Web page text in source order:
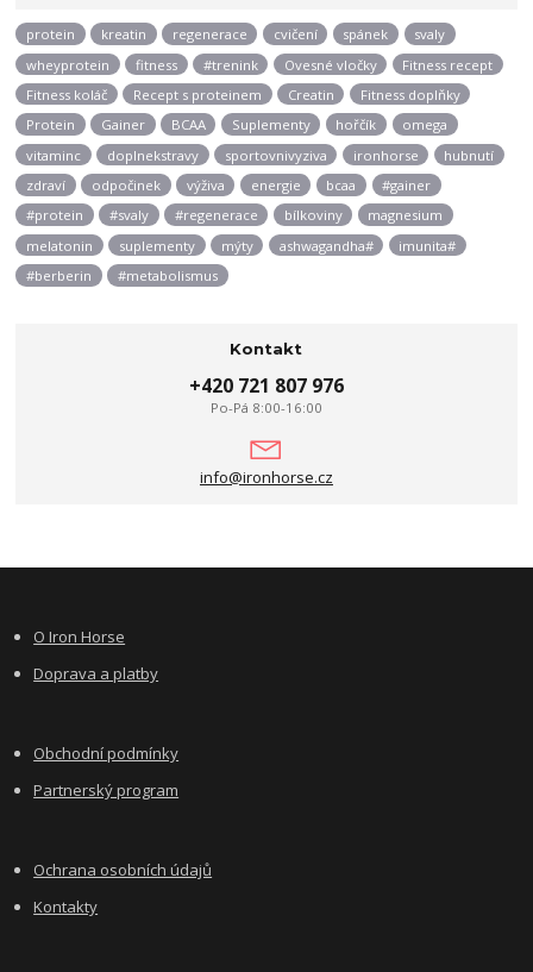
protein kreatin regenerace cvičení spánek
svaly
wheyprotein
fitness #trenink Ovesné vločky
Fitness recept
Fitness koláč
Recept s proteinem Creatin
Fitness doplňky
Protein
Gainer BCAA Suplementy hořčík
omega
vitaminc
doplnekstravy sportovnivyziva ironhorse
hubnutí
zdraví
odpočinek výživa energie bcaa
#gainer
#protein
#svaly #regenerace bílkoviny
magnesium
melatonin
suplementy mýty ashwagandha#
imunita#
#berberin
#metabolismus
Kontakt
+420 721 807 976
Po-Pá 8:00-16:00
info@ironhorse.cz
O Iron Horse
Doprava a platby
Obchodní podmínky
Partnerský program
Ochrana osobních údajů
Kontakty